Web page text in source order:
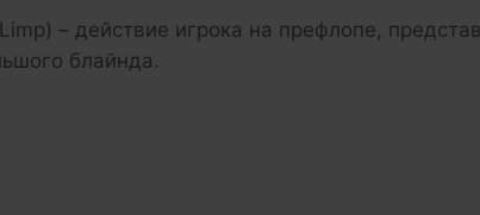
– действие игрока на префлопе,
блайнда.